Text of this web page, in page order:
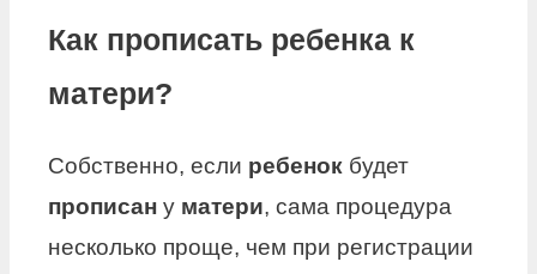
Как прописать ребенка к
матери?
Собственно, если ребенок будет
прописан у матери, сама процедура
несколько проще, чем при регистрации